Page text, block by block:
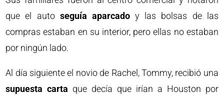
que el auto seguía aparcadoy las bolsas de las
compras estaban en su interior, pero ellas no estaban
por ningún lado.
Al día siguiente el novio de Rachel, Tommy, recibió una
supuesta carta que decía que irían a Houston por